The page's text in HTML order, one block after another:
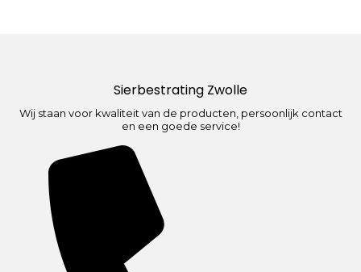
Sierbestrating Zwolle
Wij staan voor kwaliteit van de producten, persoonlijk contact
en een goede service!